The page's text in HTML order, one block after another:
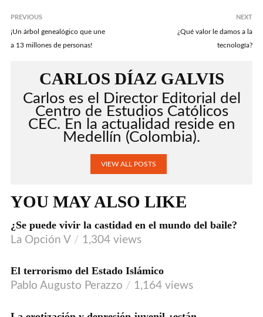
PREVIOUS
¡Un árbol genealógico que une
a 13 millones de personas!
NEXT
¿Qué valor le damos a la
tecnología?
CARLOS DÍAZ GALVIS
Carlos es el Director Editorial del
Centro de Estudios Católicos
CEC. En la actualidad reside en
Medellín (Colombia).
VIEW ALL POSTS
YOU MAY ALSO LIKE
¿Se puede vivir la castidad en el mundo del baile?
La Opción V 1,304 views
AUDIO
El terrorismo del Estado Islámico
Pablo Augusto Perazzo 1,164 views